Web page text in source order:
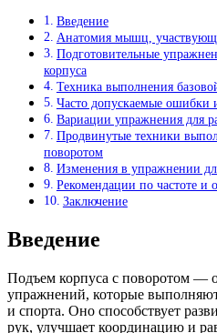
Введение
Анатомия мышц,
Подготовительные
корпуса
Техника выполнения
Часто допускаемые ошибки
Вариации упражнения для
Продвинутые техники
поворотом
Изменения в упражнении
Рекомендации по частоте и
Заключение
Введение
Подъем корпуса с поворотом —
упражнений, которые
и спорта. Оно способствует
рук, улучшает координацию и